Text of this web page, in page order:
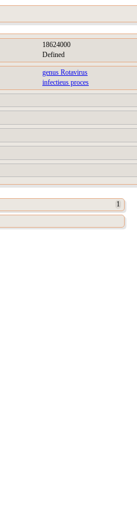
18624000
Defined
genus Rotavirus
infectieus proces
1